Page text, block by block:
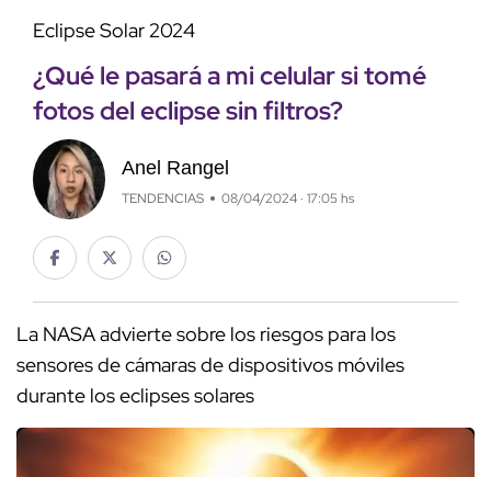
Eclipse Solar 2024
¿Qué le pasará a mi celular si tomé
fotos del eclipse sin filtros?
Anel Rangel
TENDENCIAS 08/04/2024 · 17:05 hs
La NASA advierte sobre los riesgos para los
sensores de cámaras de dispositivos móviles
durante los eclipses solares